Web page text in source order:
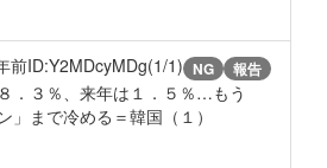
前ID:Y2MDcyMDg(1/1) NG 報告
．３％、来年は１．５％…もう
」まで冷める＝韓国（１）